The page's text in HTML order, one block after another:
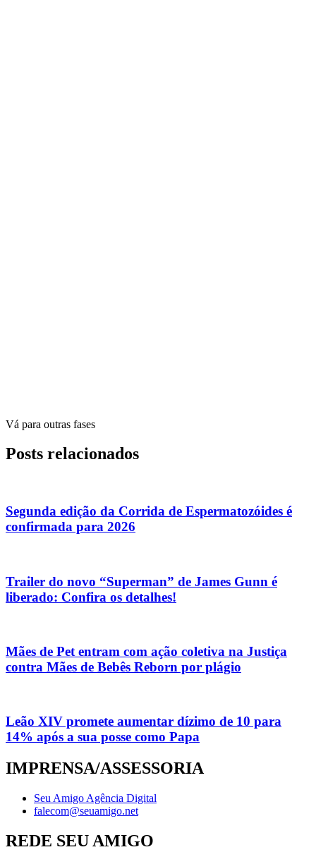
Vá para outras fases
Posts relacionados
Segunda edição da Corrida de Espermatozóides é
confirmada para 2026
Trailer do novo “Superman” de James Gunn é
liberado: Confira os detalhes!
Mães de Pet entram com ação coletiva na Justiça
contra Mães de Bebês Reborn por plágio
Leão XIV promete aumentar dízimo de 10 para
14% após a sua posse como Papa
IMPRENSA/ASSESSORIA
Seu Amigo Agência Digital
falecom@seuamigo.net
REDE SEU AMIGO